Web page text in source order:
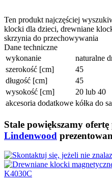
Ten produkt najczęściej
klocki dla dzieci, drewniane
skrzynia do przechowywania
Dane techniczne
wykonanie
naturalne
szerokość [cm]
45
długość [cm]
45
wysokość [cm]
20 lub 40
akcesoria dodatkowe kółka do
Stale powiększamy
Lindenwood